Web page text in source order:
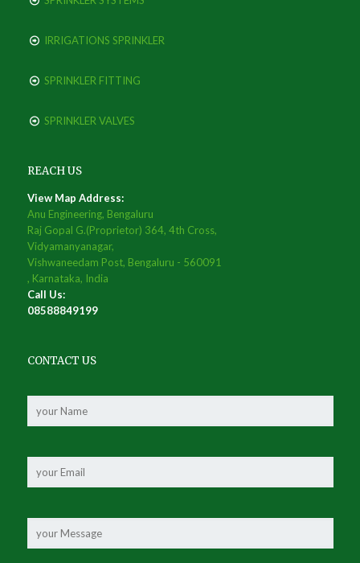
IRRIGATIONS SPRINKLER
SPRINKLER FITTING
SPRINKLER VALVES
REACH US
View Map Address:
Anu Engineering, Bengaluru
Raj Gopal G.(Proprietor) 364, 4th Cross,
Vidyamanyanagar,
Vishwaneedam Post, Bengaluru - 560091
, Karnataka, India
Call Us:
08588849199
CONTACT US